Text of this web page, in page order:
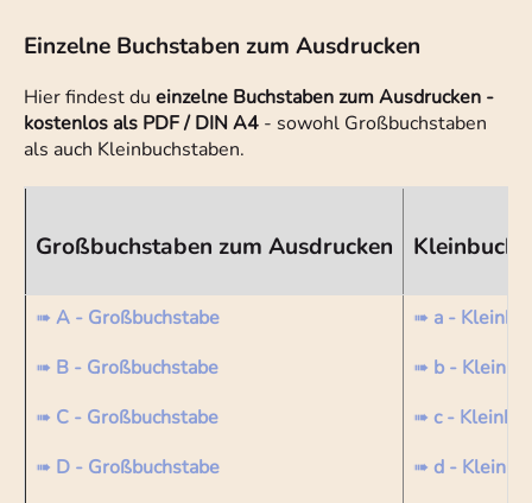
Einzelne Buchstaben zum Ausdrucken
Hier findest du einzelne Buchstaben zum Ausdrucken -
kostenlos als PDF / DIN A4 - sowohl Großbuchstaben
als auch Kleinbuchstaben.
Großbuchstaben zum Ausdrucken
➠ A - Großbuchstabe
➠ B - Großbuchstabe
➠ C - Großbuchstabe
➠ D - Großbuchstabe
➠ a -
➠ b -
➠ c -
➠ d -